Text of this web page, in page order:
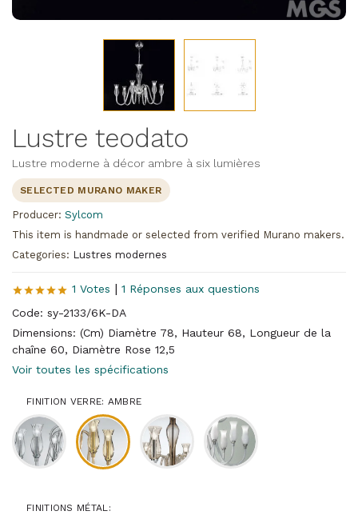
Lustre teodato
Lustre moderne à décor ambre à six lumières
SELECTED MURANO MAKER
Producer: Sylcom
This item is handmade or selected from verified Murano makers.
Categories: Lustres modernes
1 Votes | 1 Réponses aux questions
Code: sy-2133/6K-DA
Dimensions: (Cm) Diamètre 78, Hauteur 68, Longueur de la
chaîne 60, Diamètre Rose 12,5
Voir toutes les spécifications
FINITION VERRE: AMBRE
FINITIONS MÉTAL: